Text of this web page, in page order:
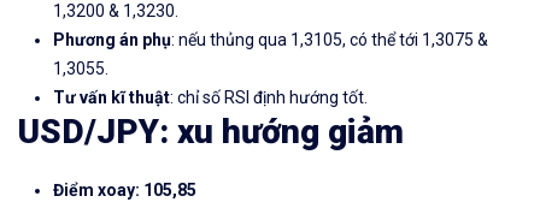
1,3200 & 1,3230.
Phương án phụ: nếu thủng qua 1,3105, có thể tới 1,3075 &
1,3055.
Tư vấn kĩ thuật: chỉ số RSI định hướng tốt.
USD/JPY: xu hướng giảm
Điểm xoay: 105,85